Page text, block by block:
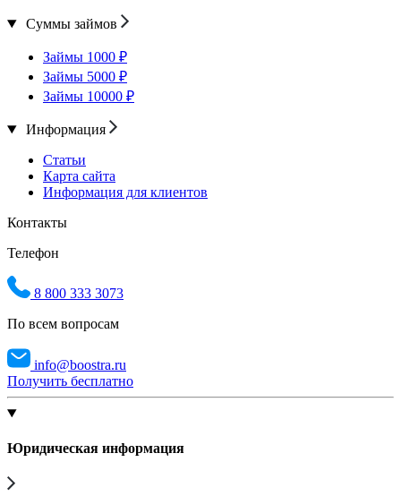
Суммы займов
Займы 1000 ₽
Займы 5000 ₽
Займы 10000 ₽
Информация
Статьи
Карта сайта
Информация для клиентов
Контакты
Телефон
8 800 333 3073
По всем вопросам
info@boostra.ru
Получить бесплатно
Юридическая информация